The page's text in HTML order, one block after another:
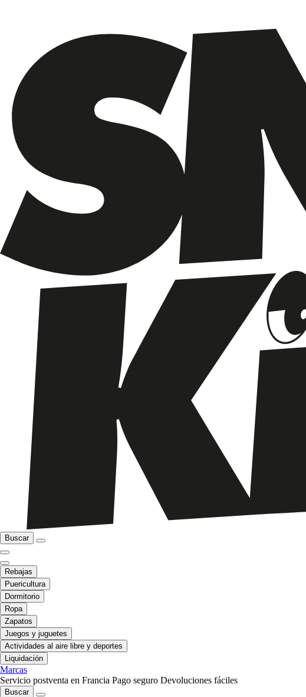
Buscar
Rebajas
Puericultura
Dormitorio
Ropa
Zapatos
Juegos y juguetes
Actividades al aire libre y deportes
Liquidación
Marcas
Servicio postventa en Francia Pago seguro Devoluciones fáciles
Buscar